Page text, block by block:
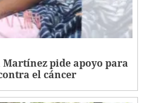
pide apoyo para
el cáncer